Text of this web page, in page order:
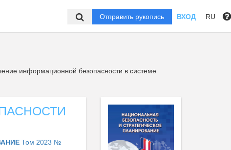
Отправить рукопись ВХОД RU
информационной безопасности в системе
Том 2023 №